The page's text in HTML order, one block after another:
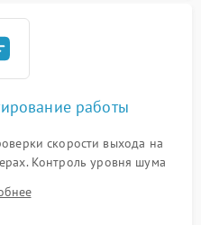
работы
скорости выхода на
Контроль уровня шума
стенок и корректного
оттайки.